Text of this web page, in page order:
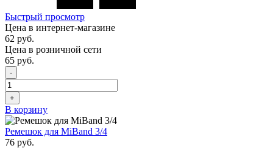
Быстрый просмотр
Цена в интернет-магазине
62 руб.
Цена в розничной сети
65 руб.
-
+
В корзину
Ремешок для MiBand 3/4
76 руб.